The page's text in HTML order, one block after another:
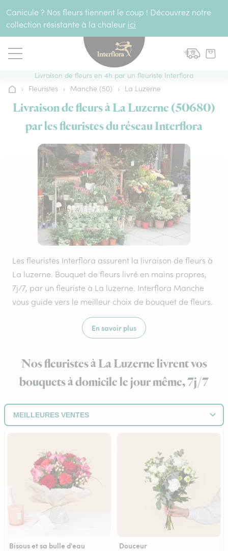
Canicule ? Nos fleurs tiennent le coup ! Découvrez notre
collection résistante à la chaleur ici
Livraison de fleurs en 4h par un fleuriste Interflora
Accueil
› Fleuristes › Manche (50) › La Luzerne
Livraison de fleurs à La Luzerne (50680)
par les fleuristes du réseau Interflora
Les fleuristes Interflora assurent la livraison de fleurs à
La luzerne. Bouquet de fleurs livré en mains propres,
7j/7, par un fleuriste à La luzerne. Interflora Manche
vous guide vers le meilleur choix de bouquet de fleurs.
En savoir plus
Nos fleuristes à La Luzerne livrent vos
bouquets à domicile le jour même, 7j/7
Bisous et sa bulle d'eau Douceur